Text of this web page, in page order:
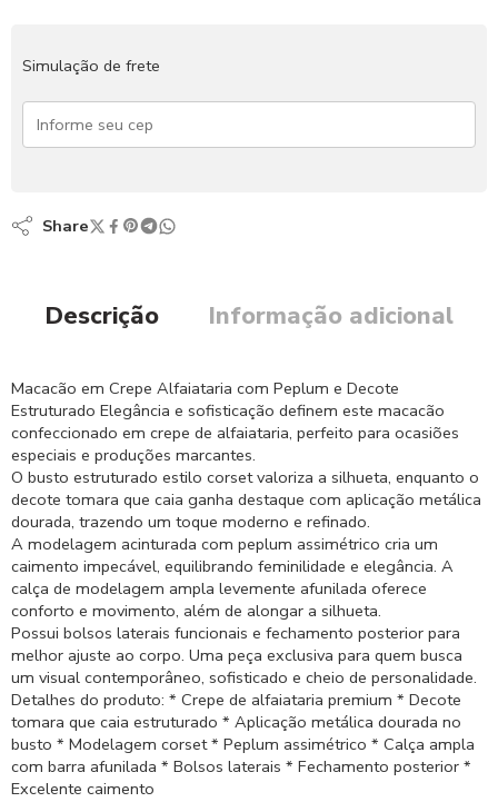
Simulação de frete
Share
Descrição Informação adicional
Macacão em Crepe Alfaiataria com Peplum e Decote
Estruturado Elegância e sofisticação definem este macacão
confeccionado em crepe de alfaiataria, perfeito para ocasiões
especiais e produções marcantes.
O busto estruturado estilo corset valoriza a silhueta, enquanto o
decote tomara que caia ganha destaque com aplicação metálica
dourada, trazendo um toque moderno e refinado.
A modelagem acinturada com peplum assimétrico cria um
caimento impecável, equilibrando feminilidade e elegância. A
calça de modelagem ampla levemente afunilada oferece
conforto e movimento, além de alongar a silhueta.
Possui bolsos laterais funcionais e fechamento posterior para
melhor ajuste ao corpo. Uma peça exclusiva para quem busca
um visual contemporâneo, sofisticado e cheio de personalidade.
Detalhes do produto: * Crepe de alfaiataria premium * Decote
tomara que caia estruturado * Aplicação metálica dourada no
busto * Modelagem corset * Peplum assimétrico * Calça ampla
com barra afunilada * Bolsos laterais * Fechamento posterior *
Excelente caimento